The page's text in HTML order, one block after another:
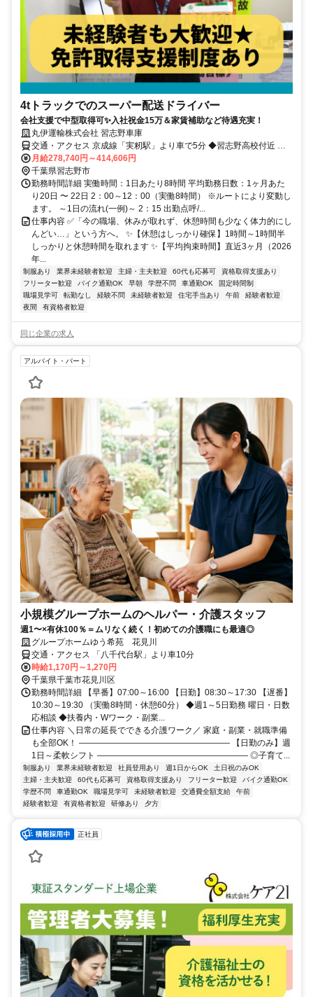
4tトラックでのスーパー配送ドライバー
会社支援で中型取得可✨入社祝金15万＆家賃補助など待遇充実！
丸伊運輸株式会社 習志野車庫
交通・アクセス 京成線「実籾駅」より車で5分 ◆習志野高校付近 ◆
車・バイク通勤OK
月給278,740円～414,606円
千葉県習志野市
勤務時間詳細 実働時間：1日あたり8時間 平均勤務日数：1ヶ月あた
り20日 〜 22日 2：00～12：00（実働8時間） ※ルートにより変動し
ます。 ～1日の流れ(一例)～ 2：15 出勤点呼/...
仕事内容 ✅「今の職場、休みが取れず、休憩時間も少なく体力的にし
んどい…」という方へ。 ✨【休憩はしっかり確保】1時間～1時間半
しっかりと休憩時間を取れます ✨【平均拘束時間】直近3ヶ月（2026
年...
制服あり 業界未経験者歓迎 主婦・主夫歓迎 60代も応募可
資格取得支援あり
フリーター歓迎
バイク通勤OK 早朝 学歴不問 車通勤OK
固定時間制
職場見学可
転勤なし 経験不問 未経験者歓迎 住宅手当あり 午前
経験者歓迎
夜間
有資格者歓迎
同じ企業の求人
アルバイト・パート
小規模グループホームのヘルパー・介護スタッフ
週1〜×有休100％＝ムリなく続く！初めての介護職にも最適◎
グループホームゆう希苑 花見川
交通・アクセス 「八千代台駅」より車10分
時給1,170円～1,270円
千葉県千葉市花見川区
勤務時間詳細 【早番】07:00～16:00 【日勤】08:30～17:30 【遅番】
10:30～19:30 （実働8時間・休憩60分） ◆週1～5日勤務 曜日・日数
応相談 ◆扶養内・Wワーク・副業...
仕事内容 ＼日常の延長でできる介護ワーク／ 家庭・副業・就職準備
も全部OK！ ―――――――――――――――――― 【日勤のみ】週
1日～柔軟シフト ―――――――――――――――――― ◎子育て...
制服あり 業界未経験者歓迎 社員登用あり 週1日からOK
土日祝のみOK
主婦・主夫歓迎
60代も応募可 資格取得支援あり フリーター歓迎
バイク通勤OK
学歴不問
車通勤OK 職場見学可 未経験者歓迎 交通費全額支給
午前
経験者歓迎
有資格者歓迎 研修あり 夕方
正社員